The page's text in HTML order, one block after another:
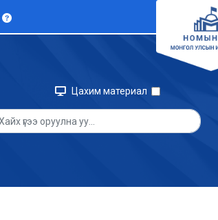
Цахим материал